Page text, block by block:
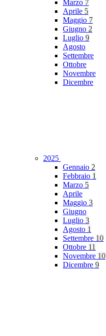
Marzo 7
Aprile 5
Maggio 7
Giugno 2
Luglio 9
Agosto
Settembre
Ottobre
Novembre
Dicembre
2025
Gennaio 2
Febbraio 1
Marzo 5
Aprile
Maggio 3
Giugno
Luglio 3
Agosto 1
Settembre 10
Ottobre 11
Novembre 10
Dicembre 9